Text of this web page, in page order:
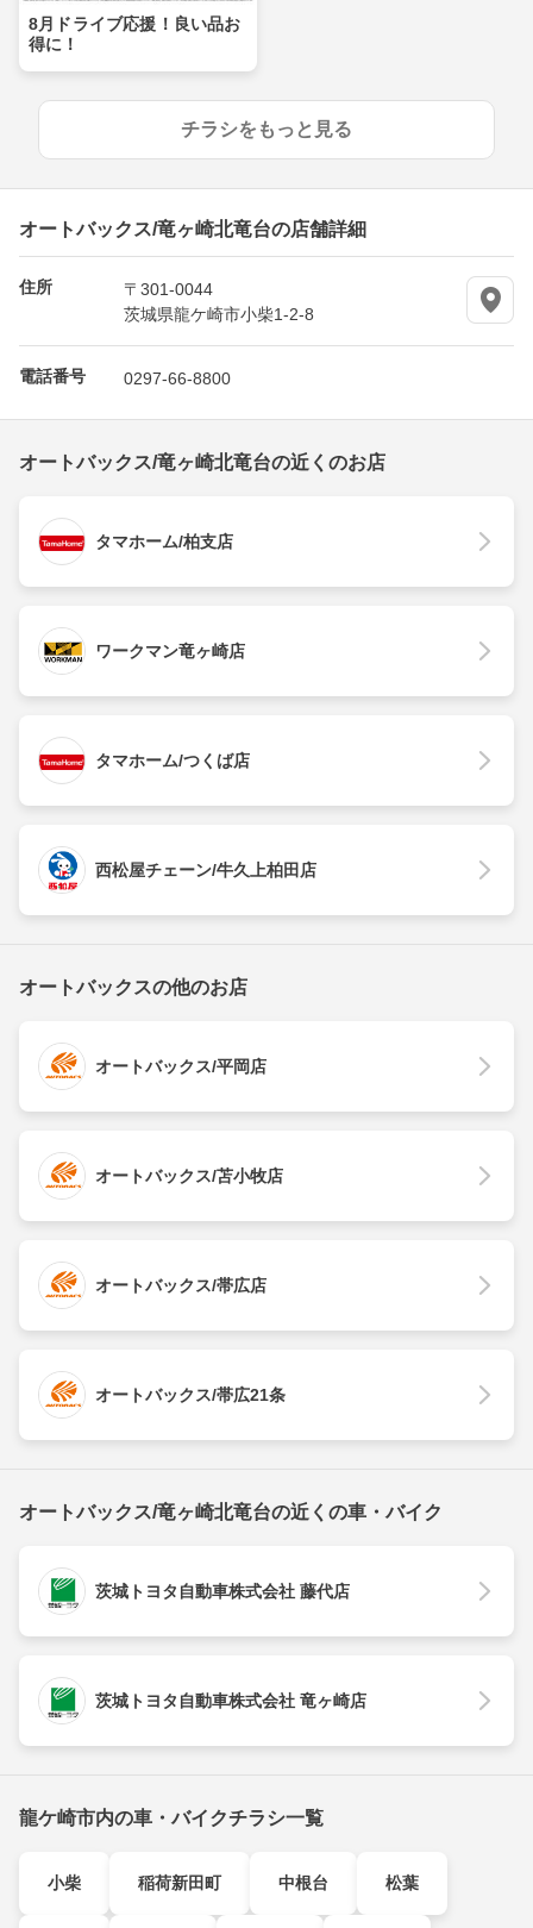
8月ドライブ応援！良い品お
得に！
チラシをもっと見る
オートバックス/竜ヶ崎北竜台の店舗詳細
住所
〒301-0044
茨城県龍ケ崎市小柴1-2-8
電話番号 0297-66-8800
オートバックス/竜ヶ崎北竜台の近くのお店
タマホーム/柏支店
ワークマン竜ヶ崎店
タマホーム/つくば店
西松屋チェーン/牛久上柏田店
オートバックスの他のお店
オートバックス/平岡店
オートバックス/苫小牧店
オートバックス/帯広店
オートバックス/帯広21条
オートバックス/竜ヶ崎北竜台の近くの車・バイク
茨城トヨタ自動車株式会社 藤代店
茨城トヨタ自動車株式会社 竜ヶ崎店
龍ケ崎市内の車・バイクチラシ一覧
小柴 稲荷新田町 中根台 松葉